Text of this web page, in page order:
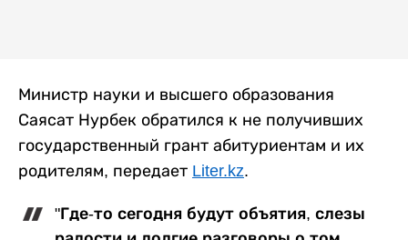
Министр науки и высшего образования
Саясат Нурбек обратился к не получивших
государственный грант абитуриентам и их
родителям, передает Liter.kz.
"Где-то сегодня будут объятия, слезы